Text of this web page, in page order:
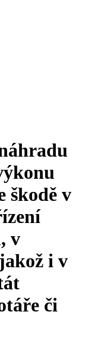
škodě v
v
i v
či